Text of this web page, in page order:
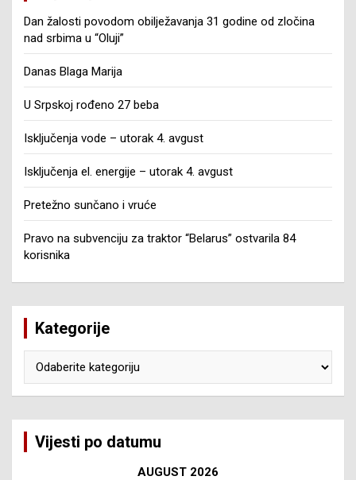
Dan žalosti povodom obilježavanja 31 godine od zločina
nad srbima u “Oluji”
Danas Blaga Marija
U Srpskoj rođeno 27 beba
Isključenja vode – utorak 4. avgust
Isključenja el. energije – utorak 4. avgust
Pretežno sunčano i vruće
Pravo na subvenciju za traktor “Belarus” ostvarila 84
korisnika
Kategorije
Vijesti po datumu
AUGUST 2026